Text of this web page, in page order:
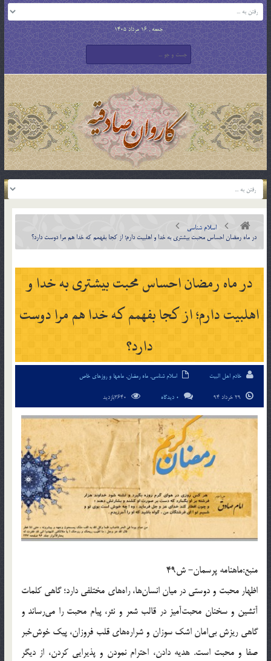
جمعه , 16 مرداد 1405
اسلام شناسی
در ماه رمضان احساس محبت بيشترى به خدا و اهل‏بيت دارم؛ از كجا بفهمم كه خدا هم مرا دوست دارد؟
در ماه رمضان احساس محبت بيشترى به خدا و
اهل‏بيت دارم؛ از كجا بفهمم كه خدا هم مرا دوست
دارد؟
خادم اهل البیت اسلام شناسی, ماه رمضان, ماهها و روزهای خاص
0 دیدگاه
منبع:ماهنامه پرسمان- ش49
اظهار محبت و دوستى در ميان انسان‌ها، راه‌هاى مختلفى دارد؛ گاهى كلمات
آتشين و سخنان محبت‌آميز در قالب شعر و نثر، پيام محبت را مى‌رساند و
گاهى ريزش بى‌امان اشك سوزان و شراره‌هاى قلب فروزان، پيك خوش‌خبر
صفا و محبت است. هديه دادن، احترام نمودن و پذيرايى كردن، از ديگر